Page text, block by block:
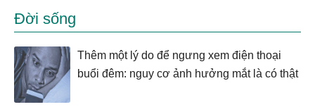
Đời sống
Thêm một lý do để ngưng xem điện thoại
buổi đêm: nguy cơ ảnh hưởng mắt là có thật